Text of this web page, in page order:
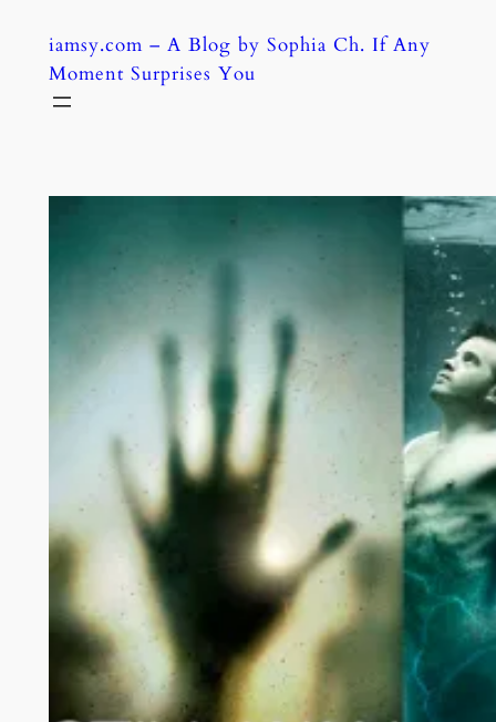
content
iamsy.com – A Blog by Sophia Ch. If Any
Moment Surprises You